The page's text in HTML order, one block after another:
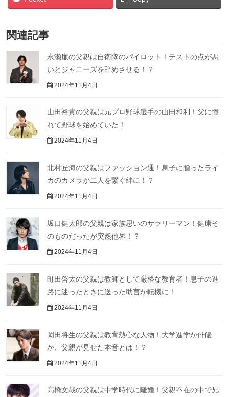
関連記事
永瀬廉の父親は自衛隊のパイロット！テストの点が悪
いとジャニーズを辞めさせる！？
2024年11月4日
山田裕貴の父親は元プロ野球選手の山田和利！父に憧
れて野球を始めていた！
2024年11月4日
北村匠海の父親はファッション通！息子に贈ったライ
カのカメラが二人を繋ぐ絆に！？
2024年11月4日
坂口健太郎の父親は家族思いのサラリーマン！健康そ
のものだったが突然他界！？
2024年11月4日
町田啓太の父親は教師として厳格な教育者！息子の進
路に迷ったときに送った助言が転機に！
2024年11月4日
岡田将生の父親は教育熱心な人物！大学進学か俳優
か、父親が見せた本音とは！？
2024年11月4日
高橋文哉の父親は中学時代に離婚！父親不在の中で兄